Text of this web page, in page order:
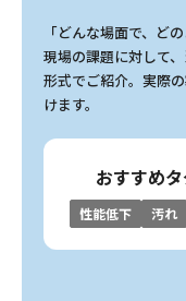
「どんな場面で、ど
現場の課題に対して
形式でご紹介。実際
けます。
おすすめ
性能低下 汚れ